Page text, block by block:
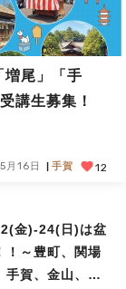
増尾」「手
講生募集！
月16日 手賀 12
金)‐24(日)は盆
！～豊町、関場
手賀、金山、富